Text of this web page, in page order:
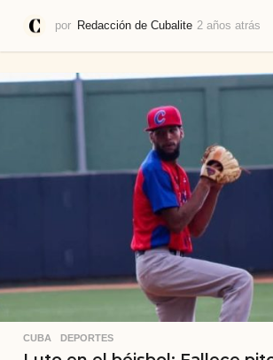
por Redacción de Cubalite 2 años atrás
o
s
CUBA ,DEPORTES